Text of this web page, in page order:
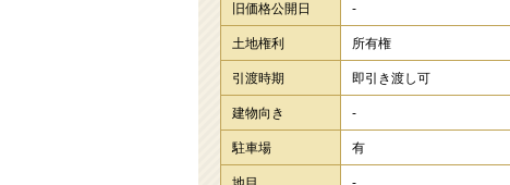
旧価格公開日 -
土地権利 所有権
引渡時期 即引き渡し可
建物向き -
駐車場 有